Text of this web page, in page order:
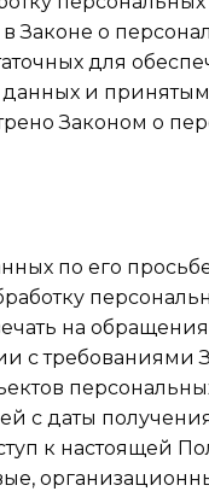
о
для
и
Законом о
по его
на
с
с даты
к настоящей